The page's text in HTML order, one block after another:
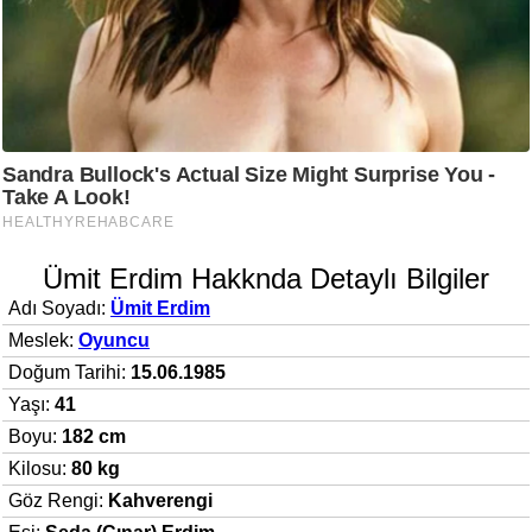
Ümit Erdim Hakknda Detaylı Bilgiler
Adı Soyadı: Ümit Erdim
Meslek: Oyuncu
Doğum Tarihi: 15.06.1985
Yaşı: 41
Boyu: 182 cm
Kilosu: 80 kg
Göz Rengi: Kahverengi